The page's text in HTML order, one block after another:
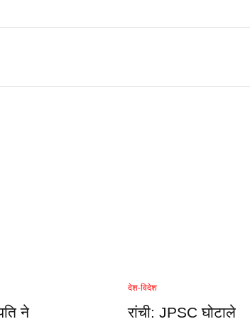
ने
देश-विदेश
रांची: JPSC घोटाले